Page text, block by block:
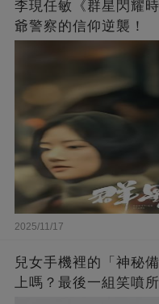
李現任敏《群星閃耀
爺警察的信仰逆襲！
2025/11/17
兒女手機裡的「神秘
上嗎？最後一組笑噴